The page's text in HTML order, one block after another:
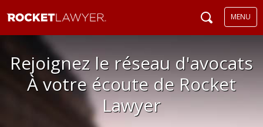
MENU
Rejoignez le réseau d'avocats
À votre écoute de Rocket
Lawyer